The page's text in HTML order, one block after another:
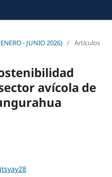
- JUNIO 2026) / Artículos
avícola de